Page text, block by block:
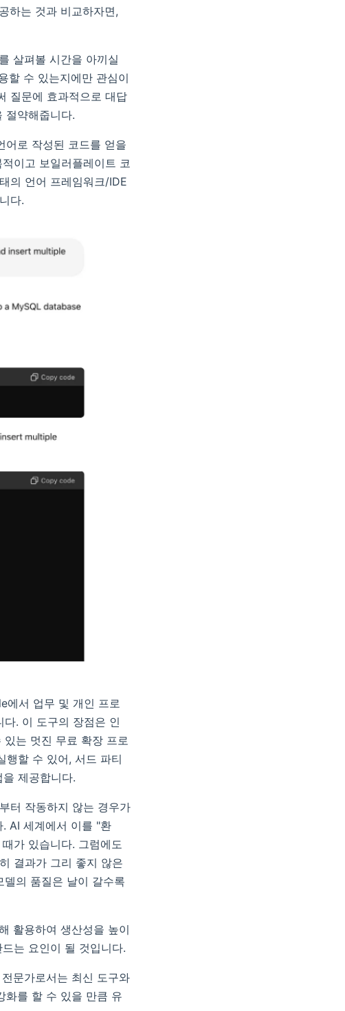
하는 것과 비교하자면,
살펴볼 시간을 아끼실
할 수 있는지에만 관심이
질문에 효과적으로 대답
절약해줍니다.
어로 작성된 코드를 얻을
이고 보일러플레이트 코
의 언어 프레임워크/IDE
다.
에서 업무 및 개인 프로
. 이 도구의 장점은 인
는 멋진 무료 확장 프로
행할 수 있어, 서드 파티
제공합니다.
터 작동하지 않는 경우가
AI 세계에서 이를 "환
가 있습니다. 그럼에도
결과가 그리 좋지 않은
의 품질은 날이 갈수록
활용하여 생산성을 높이
는 요인이 될 것입니다.
문가로서는 최신 도구와
화를 할 수 있을 만큼 유